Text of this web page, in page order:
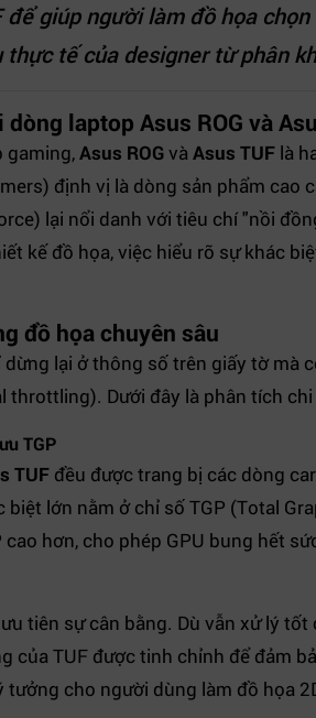
để giúp người làm đồ họa
thực tế của designer từ phân
laptop Asus ROG và
gaming,Asus ROGvà Asus TUF là
định vị là dòng sản phẩm
lại nổi danh với tiêu chí "nồi
kế đồ họa, việc hiểu rõ sự khác
đồ họa chuyên sâu
lại ở thông số trên giấy tờ mà
throttling). Dưới đây là phân tích
TGP
TUF đều được trang bị các dòng
biệt lớn nằm ở chỉ số TGP (Total
hơn, cho phép GPU bung hết
ưu tiên sự cân bằng. Dù vẫn xử lý
của TUF được tinh chỉnh để đảm
tưởng cho người dùng làm đồ họa